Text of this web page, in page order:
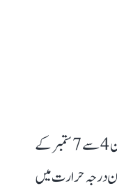
ایجنسی کا کہنا ہے کہ 4 ستمبر کی شام تک مانسون ٹرف کا اثر دہلی کے کچھ حصوں میں ہلکی بارش لا سکتی ہے۔ لیکن 4 سے 7 ستمبر کے
درجہ حرارت میں